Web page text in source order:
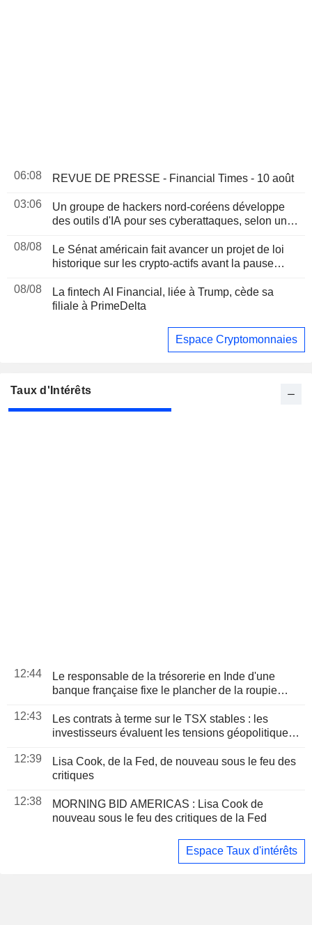
06:08 REVUE DE PRESSE - Financial Times - 10 août
03:06
Un groupe de hackers nord-coréens développe
des outils d'IA pour ses cyberattaques, selon un
08/08
Le Sénat américain fait avancer un projet de loi
historique sur les crypto-actifs avant la pause
08/08
La fintech AI Financial, liée à Trump, cède sa
filiale à PrimeDelta
Espace Cryptomonnaies
Taux d'Intérêts
12:44
Le responsable de la trésorerie en Inde d'une
banque française fixe le plancher de la roupie
12:43
Les contrats à terme sur le TSX stables : les
investisseurs évaluent les tensions géopolitiques
12:39
Lisa Cook, de la Fed, de nouveau sous le feu des
critiques
12:38
MORNING BID AMERICAS : Lisa Cook de
nouveau sous le feu des critiques de la Fed
Espace Taux d'intérêts